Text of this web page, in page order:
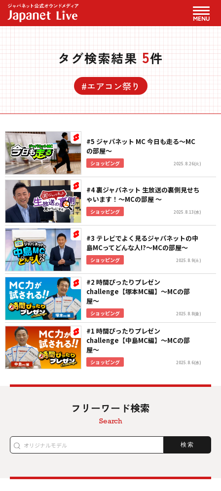
MENU
タグ検索結果5件
#エアコン祭り
#5 ジャパネット MC 今日も走る〜MC
の部屋〜
ショッピング 2025.8.26(火)
#4 裏ジャパネット 生放送の裏側見せち
ゃいます！〜MCの部屋 〜
ショッピング 2025.8.13(水)
#3 テレビでよく見るジャパネットの中
島MCってどんな人!?〜MCの部屋〜
ショッピング 2025.8.9(土)
#2 時間ぴったりプレゼン
challenge【塚本MC編】〜MCの部
屋〜
ショッピング 2025.8.8(金)
#1 時間ぴったりプレゼン
challenge【中島MC編】〜MCの部
屋〜
ショッピング 2025.8.6(水)
フリーワード検索
Search
検索